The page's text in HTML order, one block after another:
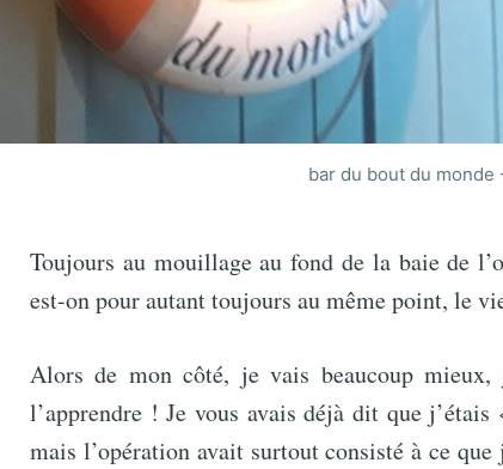
bar du bout du monde
Toujours au mouillage au fond de la baie de
est-on pour autant toujours au même point, le
Alors de mon côté, je vais beaucoup mieux,
l’apprendre ! Je vous avais déjà dit que
mais l’opération avait surtout consisté à ce